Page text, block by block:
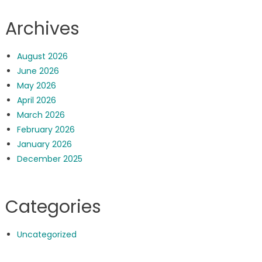
Archives
August 2026
June 2026
May 2026
April 2026
March 2026
February 2026
January 2026
December 2025
Categories
Uncategorized